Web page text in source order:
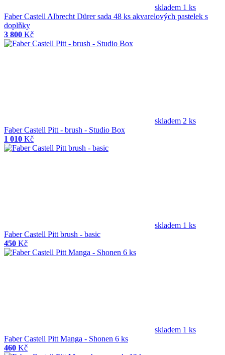
skladem 1 ks
Faber Castell Albrecht Dürer sada 48 ks akvarelových pastelek s
doplňky
3 800 Kč
skladem 2 ks
Faber Castell Pitt - brush - Studio Box
1 010 Kč
skladem 1 ks
Faber Castell Pitt brush - basic
450 Kč
skladem 1 ks
Faber Castell Pitt Manga - Shonen 6 ks
460 Kč